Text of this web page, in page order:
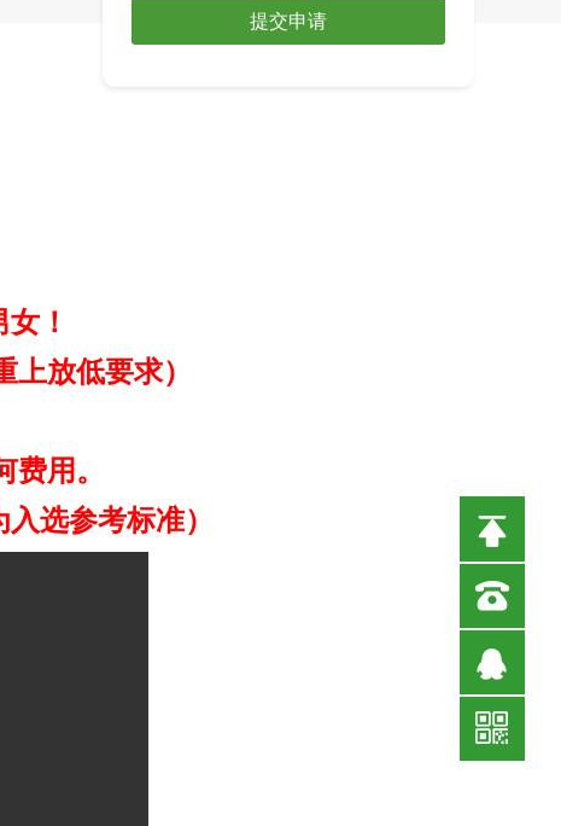
提交申请
！
上放低要求）
用。
选参考标准）